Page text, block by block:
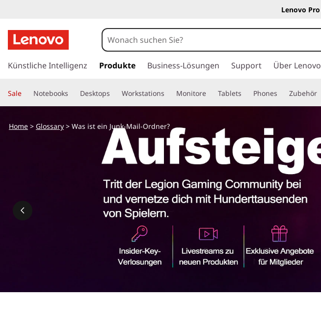
a
Lenovo Pro
u
a
u
t
Künstliche Intelligenz Produkte Business-Lösungen Support Über Lenovo
Sale Notebooks Desktops Workstations Monitore Tablets Phones Zubehör
Home > Glossary > Was ist ein Junk-Mail-Ordner?